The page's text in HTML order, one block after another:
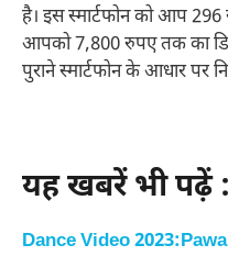
है। इस स्मार्टफोन को आप
आपको 7,800 रुपए तक का
पुराने स्मार्टफोन के आधार पर
यह खबरें भी पढ़ें
Dance Video